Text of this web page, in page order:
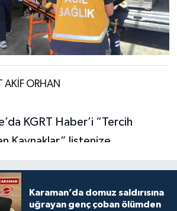
AKİF ORHAN
Karaman’da domuz saldırısına
uğrayan genç çoban ölümden